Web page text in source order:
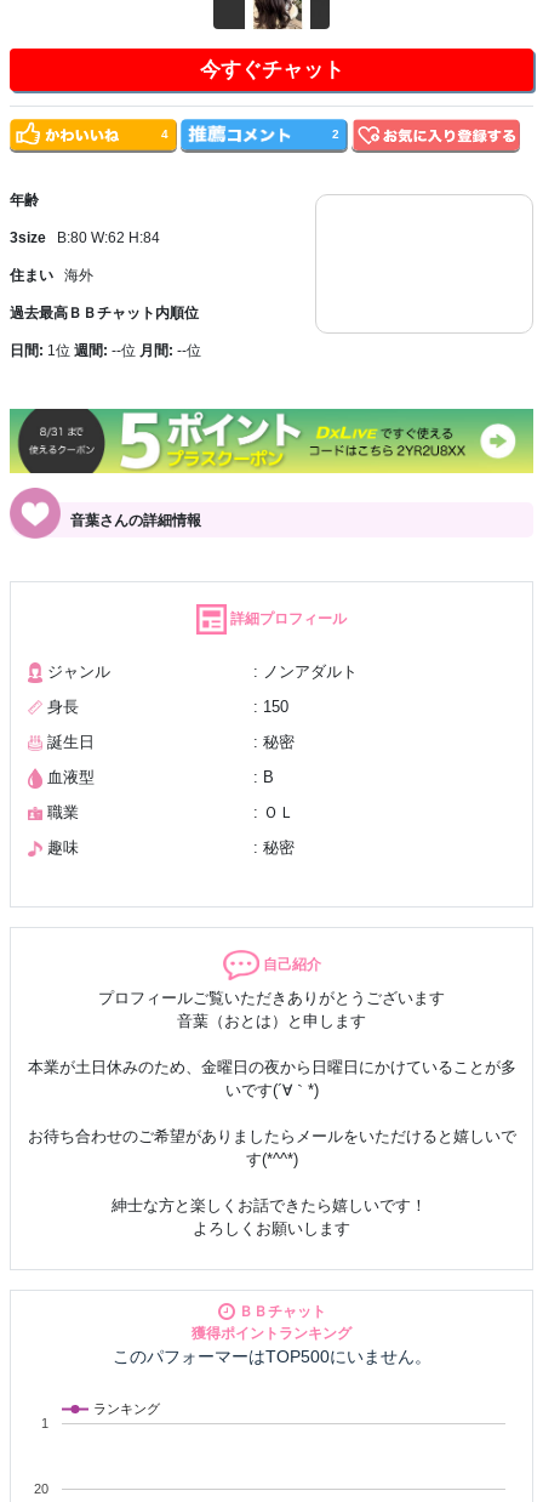
今すぐチャット
年齢
3size B:80 W:62 H:84
住まい 海外
過去最高ＢＢチャット内順位
日間: 1位 週間: --位 月間: --位
4 2
音葉さんの詳細情報
詳細プロフィール
ジャンル
: ノンアダルト
身長
: 150
誕生日
: 秘密
血液型
: B
職業
: ＯＬ
趣味
: 秘密
自己紹介
プロフィールご覧いただきありがとうございます
音葉（おとは）と申します
本業が土日休みのため、金曜日の夜から日曜日にかけていることが多
いです(´∀｀*)
お待ち合わせのご希望がありましたらメールをいただけると嬉しいで
す(*^^*)
紳士な方と楽しくお話できたら嬉しいです！
よろしくお願いします
※お顔出しなし
お洋服を脱いだり、
自分の身体を触ったりなどはしておりません＞＜
ＢＢチャット
獲得ポイントランキング
このパフォーマーはTOP500にいません。
ランキング
1
20